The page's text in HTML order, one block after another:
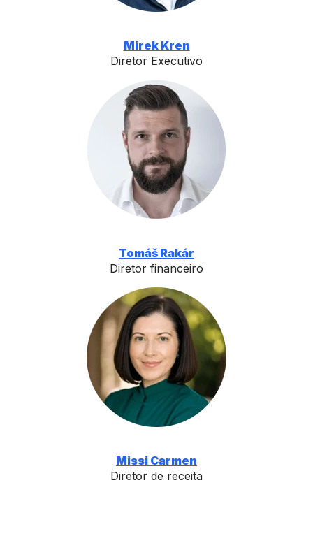
Mirek Kren
Diretor Executivo
Tomáš Rakár
Diretor financeiro
Missi Carmen
Diretor de receita